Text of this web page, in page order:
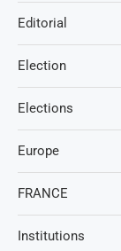
Editorial
Election
Elections
Europe
FRANCE
Institutions